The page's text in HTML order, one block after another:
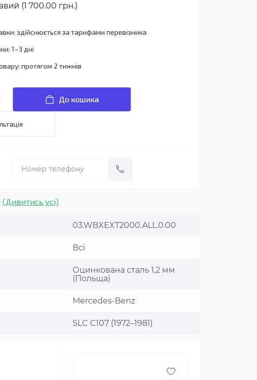
(1 700.00 грн.)
здійснюється за тарифами перевізника
1–3 дні
протягом 2 тижнів
До кошика
(Дивитись усі)
03.WBXEXT2000.ALL.0.00
Всі
Оцинкована сталь 1,2 мм
(Польща)
Mercedes-Benz
SLC C107 (1972–1981)